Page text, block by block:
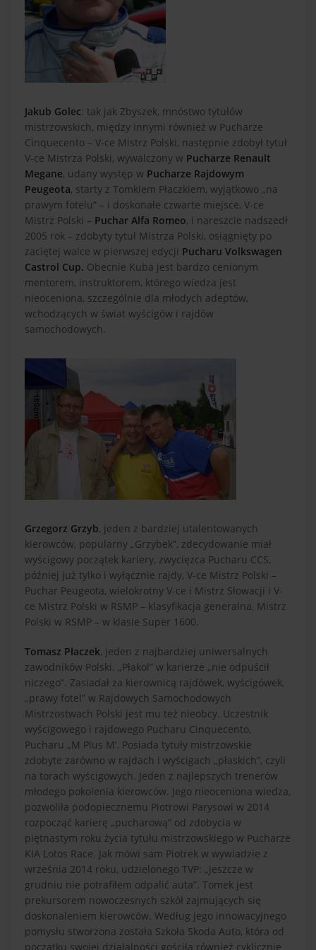
Jakub Golec: tak jak Zbyszek, mnóstwo tytułów
mistrzowskich, między innymi również w Pucharze
Cinquecento – V-ce Mistrz Polski, następnie zdobył tytuł
V-ce Mistrza Polski, wywalczony w Pucharze Renault
Megane, udany występ w Pucharze Rajdowym
Peugeota, starty z Tomkiem Płaczkiem, wyjątkowo „na
prawym fotelu” – i doskonałe czwarte miejsce, V-ce
Mistrz Polski – Puchar Alfa Romeo, i nareszcie nadszedł
2005 rok – zdobyty tytuł Mistrza Polski, osiągnięty po
zaciętej walce w pierwszej edycji Pucharu Volkswagen
Castrol Cup. Obecnie Kuba jest bardzo cenionym
mentorem, instruktorem, którego wiedza jest
nieoceniona, szczególnie dla młodych adeptów,
wchodzących w świat wyścigów i rajdów
samochodowych.
Grzegorz Grzyb, jeden z bardziej utalentowanych
kierowców, popularny „Grzybek”, zdecydowanie miał
wyścigowy początek kariery, zwycięzca Pucharu CCS,
później już tylko i wyłącznie rajdy, V-ce Mistrz Polski –
Puchar Peugeota, wielokrotny V-ce i Mistrz Słowacji i V-
ce Mistrz Polski w RSMP – klasyfikacja generalna, Mistrz
Polski w RSMP – w klasie Super 1600.
Tomasz Płaczek, jeden z najbardziej uniwersalnych
zawodników Polski. „Płakol” w karierze „nie odpuścił
niczego”. Zasiadał za kierownicą rajdówek, wyścigówek,
„prawy fotel” w Rajdowych Samochodowych
Mistrzostwach Polski jest mu też nieobcy. Uczestnik
wyścigowego i rajdowego Pucharu Cinquecento,
Pucharu „M Plus M’. Posiada tytuły mistrzowskie
zdobyte zarówno w rajdach i wyścigach „płaskich”, czyli
na torach wyścigowych. Jeden z najlepszych trenerów
młodego pokolenia kierowców. Jego nieoceniona wiedza,
pozwoliła podopiecznemu Piotrowi Parysowi w 2014
rozpocząć karierę „pucharową” od zdobycia w
piętnastym roku życia tytułu mistrzowskiego w Pucharze
KIA Lotos Race. Jak mówi sam Piotrek w wywiadzie z
września 2014 roku, udzielonego TVP: „jeszcze w
grudniu nie potrafiłem odpalić auta”. Tomek jest
prekursorem nowoczesnych szkół zajmujących się
doskonaleniem kierowców. Według jego innowacyjnego
pomysłu stworzona została Szkoła Skoda Auto, która od
początku swojej działalności gościła również cyklicznie